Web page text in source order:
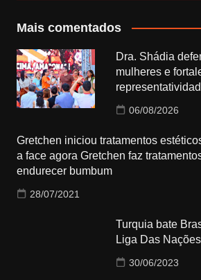
Mais comentados
Dra. Shádia
mulheres e
06/08/2026
Gretchen iniciou tratamentos
a face agora Gretchen faz
endurecer bumbum
28/07/2021
Turquia bate
Liga Das
30/06/2023